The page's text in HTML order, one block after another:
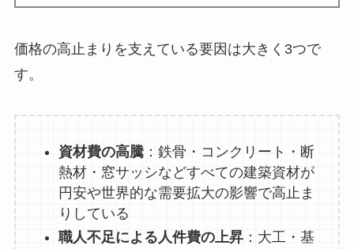
価格の高止まりを支えている要因は大きく3つで
す。
資材費の高騰：鉄骨・コンクリート・断
熱材・窓サッシなどすべての建築資材が
円安や世界的な需要拡大の影響で高止ま
りしている
職人不足による人件費の上昇：大工・基